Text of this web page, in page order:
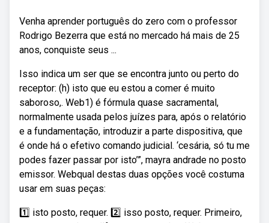
Venha aprender português do zero com o professor
Rodrigo Bezerra que está no mercado há mais de 25
anos, conquiste seus ...
Isso indica um ser que se encontra junto ou perto do
receptor: (h) isto que eu estou a comer é muito
saboroso,. Web1) é fórmula quase sacramental,
normalmente usada pelos juízes para, após o relatório
e a fundamentação, introduzir a parte dispositiva, que
é onde há o efetivo comando judicial. ‘cesária, só tu me
podes fazer passar por isto’”, mayra andrade no posto
emissor. Webqual destas duas opções você costuma
usar em suas peças:
1️⃣ isto posto, requer. 2️⃣ isso posto, requer. Primeiro,